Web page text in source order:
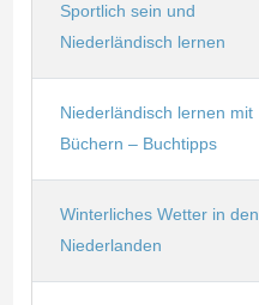
Sportlich sein und
Niederländisch lernen
Niederländisch lernen mit
Büchern – Buchtipps
Winterliches Wetter in den
Niederlanden